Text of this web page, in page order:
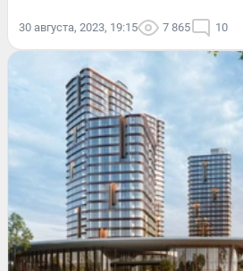
30 августа, 2023, 19:15 7 865 10